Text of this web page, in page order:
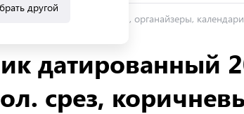
другой
Ежедневники, планинги, органайзеры, календари
датированный
срез,